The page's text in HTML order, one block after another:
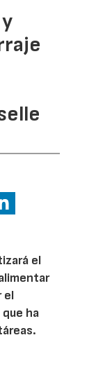
el
el
ha